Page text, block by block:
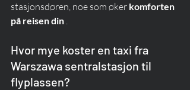
stasjonsdøren, noe som øker komforten
på reisen din .
Hvor mye koster en taxi fra
Warszawa sentralstasjon til
flyplassen?